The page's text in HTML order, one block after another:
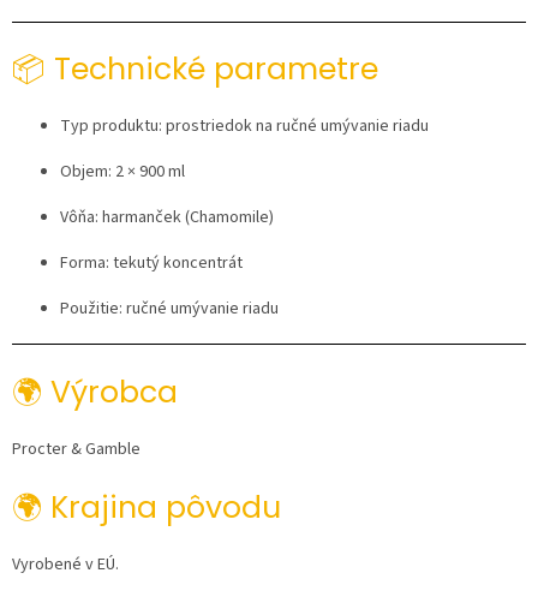
📦 Technické parametre
Typ produktu: prostriedok na ručné umývanie riadu
Objem: 2 × 900 ml
Vôňa: harmanček (Chamomile)
Forma: tekutý koncentrát
Použitie: ručné umývanie riadu
🌍 Výrobca
Procter & Gamble
🌍 Krajina pôvodu
Vyrobené v EÚ.